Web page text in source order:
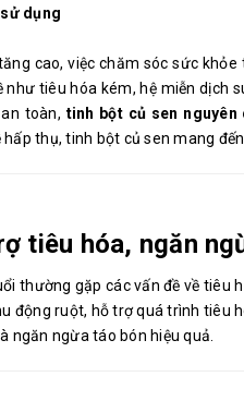
dụng
cao, việc chăm sóc sức
như tiêu hóa kém, hệ miễn dịch
toàn, tinh bột củ sen
thụ, tinh bột củ sen mang
tiêu hóa, ngăn
thường gặp các vấn đề về tiêu
động ruột, hỗ trợ quá trình tiêu
ngăn ngừa táo bón hiệu quả.